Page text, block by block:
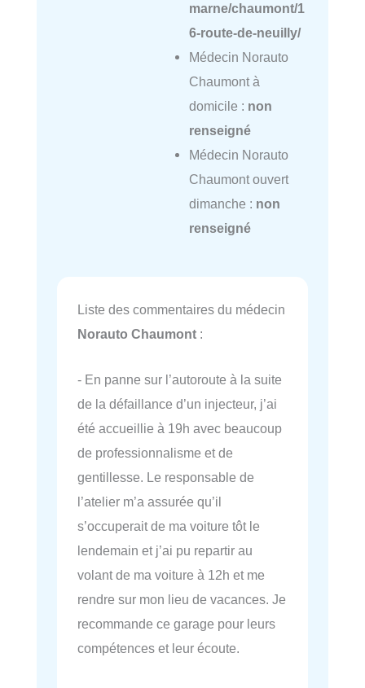
marne/chaumont/1
6-route-de-neuilly/
Médecin Norauto
Chaumont à
domicile : non
renseigné
Médecin Norauto
Chaumont ouvert
dimanche : non
renseigné
Liste des commentaires du médecin
Norauto Chaumont :
- En panne sur l’autoroute à la suite
de la défaillance d’un injecteur, j’ai
été accueillie à 19h avec beaucoup
de professionnalisme et de
gentillesse. Le responsable de
l’atelier m’a assurée qu’il
s’occuperait de ma voiture tôt le
lendemain et j’ai pu repartir au
volant de ma voiture à 12h et me
rendre sur mon lieu de vacances. Je
recommande ce garage pour leurs
compétences et leur écoute.